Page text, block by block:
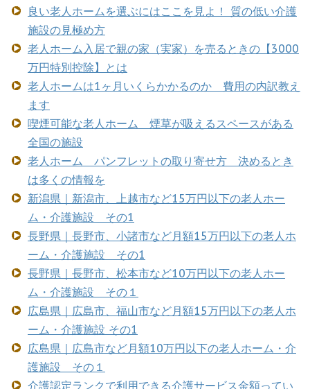
良い老人ホームを選ぶにはここを見よ！ 質の低い介護
施設の見極め方
老人ホーム入居で親の家（実家）を売るときの【3000
万円特別控除】とは
老人ホームは1ヶ月いくらかかるのか 費用の内訳教え
ます
喫煙可能な老人ホーム 煙草が吸えるスペースがある
全国の施設
老人ホーム パンフレットの取り寄せ方 決めるとき
は多くの情報を
新潟県｜新潟市、上越市など15万円以下の老人ホー
ム・介護施設 その1
長野県｜長野市、小諸市など月額15万円以下の老人ホ
ーム・介護施設 その1
長野県｜長野市、松本市など10万円以下の老人ホー
ム・介護施設 その１
広島県｜広島市、福山市など月額15万円以下の老人ホ
ーム・介護施設 その1
広島県｜広島市など月額10万円以下の老人ホーム・介
護施設 その１
介護認定ランクで利用できる介護サービス金額ってい